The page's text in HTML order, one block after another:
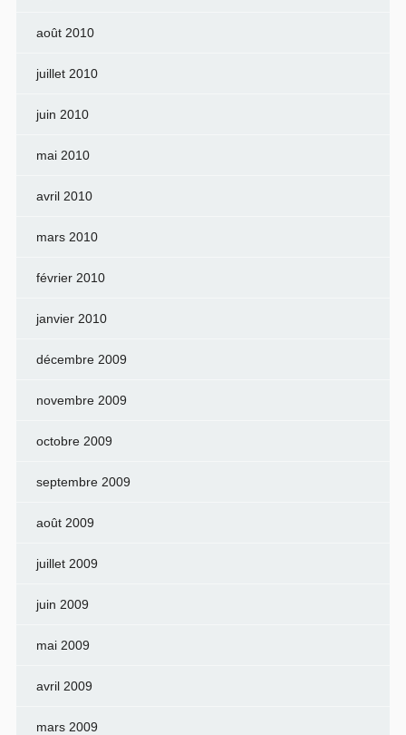
août 2010
juillet 2010
juin 2010
mai 2010
avril 2010
mars 2010
février 2010
janvier 2010
décembre 2009
novembre 2009
octobre 2009
septembre 2009
août 2009
juillet 2009
juin 2009
mai 2009
avril 2009
mars 2009